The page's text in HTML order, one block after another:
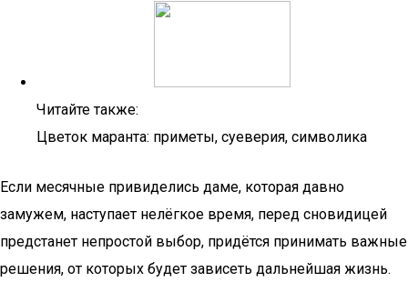
Читайте также:
Цветок маранта: приметы, суеверия, символика
Если месячные привиделись даме, которая давно
замужем, наступает нелёгкое время, перед сновидицей
предстанет непростой выбор, придётся принимать важные
решения, от которых будет зависеть дальнейшая жизнь.